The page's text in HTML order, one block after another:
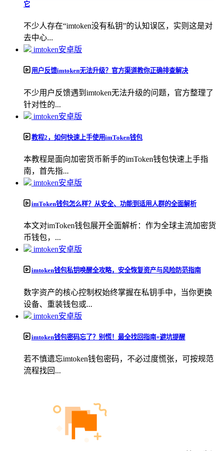
它
不少人存在“imtoken没有私钥”的认知误区，实则这是对
去中心...
imtoken安卓版
用户反馈imtoken无法升级？官方渠道教你正确排查解决
不少用户反馈遇到imtoken无法升级的问题，官方整理了
针对性的...
imtoken安卓版
教程2，如何快速上手使用imToken钱包
本教程是面向加密货币新手的imToken钱包快速上手指
南，首先指...
imtoken安卓版
imToken钱包怎么样？从安全、功能到适用人群的全面解析
本文对imToken钱包展开全面解析：作为全球主流加密货
币钱包，...
imtoken安卓版
imtoken钱包私钥唤醒全攻略，安全恢复资产与风险防范指南
数字资产的核心控制权始终掌握在私钥手中，当你更换
设备、重装钱包或...
imtoken安卓版
imtoken钱包密码忘了？别慌！最全找回指南+避坑提醒
若不慎遗忘imtoken钱包密码，不必过度慌张，可按规范
流程找回...